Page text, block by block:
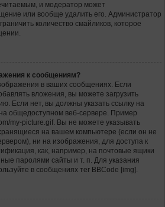
и модератор может
или вообще удалить его. Администратор
количество смайликов, которое
к сообщениям?
в ваших сообщениях. Если
вложения, вы можете загрузить
Если нет, вы должны указать ссылку на
общедоступном веб-сервере. Пример
my-picture.gif. Вы не можете указывать
на вашем компьютере (если он не
ни на изображения, для доступа к
как, например, на почтовые ящики
паролями сайты и т. п. Для указания
в сообщениях тег BBCode [img].